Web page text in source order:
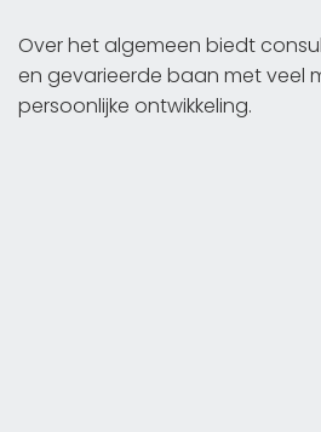
Over het algemeen biedt
en gevarieerde baan met veel
persoonlijke ontwikkeling.